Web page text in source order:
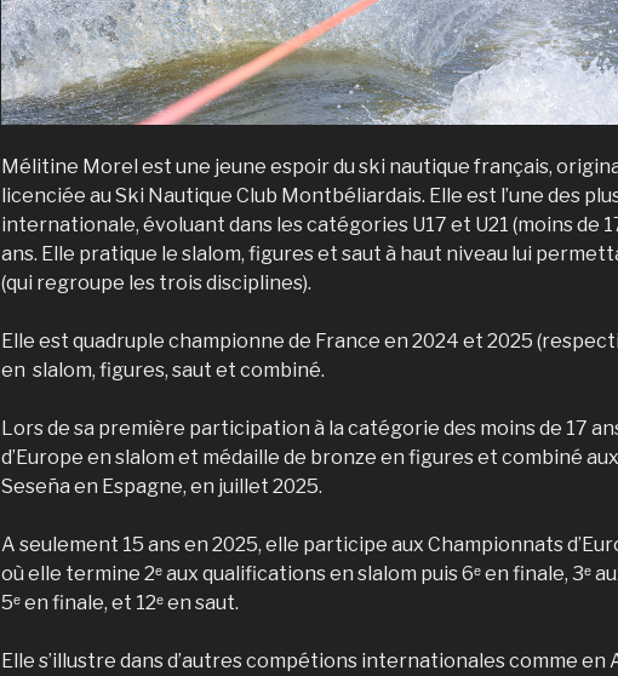
Mélitine Morel est une jeune espoir du ski nautique français,
licenciée au Ski Nautique Club Montbéliardais. Elle est l’une des
internationale, évoluant dans les catégories U17 et U21 (moins de
ans. Elle pratique le slalom, figures et saut à haut niveau lui
(qui regroupe les trois disciplines).
Elle est quadruple championne de France en 2024 et 2025
en slalom, figures, saut et combiné.
Lors de sa première participation à la catégorie des moins de 17
d’Europe en slalom et médaille de bronze en figures et combiné
Seseña en Espagne, en juillet 2025.
A seulement 15 ans en 2025, elle participe aux Championnats
où elle termine 2ᵉ aux qualifications en slalom puis 6ᵉ en finale, 3ᵉ
5ᵉ en finale, et 12ᵉ en saut.
Elle s’illustre dans d’autres compétions internationales comme en